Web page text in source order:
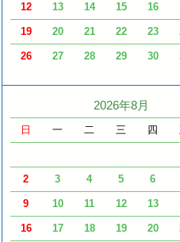
12 13 14 15 16
19 20 21 22 23
26 27 28 29 30
2026年8月
日 一 二 三 四
2 3 4 5 6
9 10 11 12 13
16 17 18 19 20